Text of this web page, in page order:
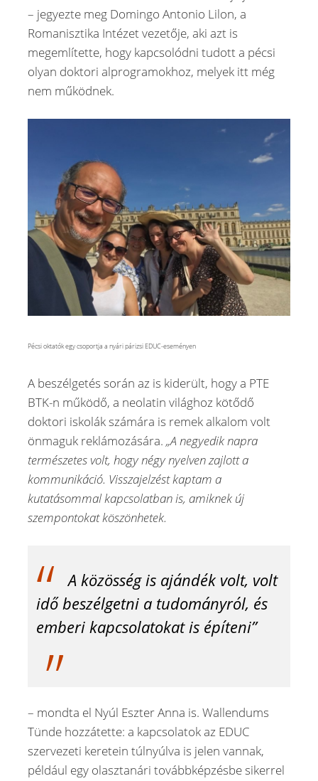
– jegyezte meg Domingo Antonio Lilon, a
Romanisztika Intézet vezetője, aki azt is
megemlítette, hogy kapcsolódni tudott a pécsi
olyan doktori alprogramokhoz, melyek itt még
nem működnek.
Pécsi oktatók egy csoportja a nyári párizsi EDUC-eseményen
A beszélgetés során az is kiderült, hogy a PTE
BTK-n működő, a neolatin világhoz kötődő
doktori iskolák számára is remek alkalom volt
önmaguk reklámozására. „A negyedik napra
természetes volt, hogy négy nyelven zajlott a
kommunikáció. Visszajelzést kaptam a
kutatásommal kapcsolatban is, amiknek új
szempontokat köszönhetek.
A közösség is ajándék volt, volt
idő beszélgetni a tudományról, és
emberi kapcsolatokat is építeni”
– mondta el Nyúl Eszter Anna is. Wallendums
Tünde hozzátette: a kapcsolatok az EDUC
szervezeti keretein túlnyúlva is jelen vannak,
például egy olasztanári továbbképzésbe sikerrel